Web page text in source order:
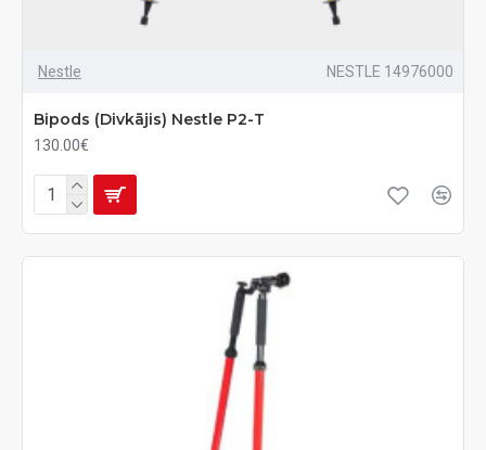
Nestle NESTLE 14976000
Bipods (Divkājis) Nestle P2-T
130.00€